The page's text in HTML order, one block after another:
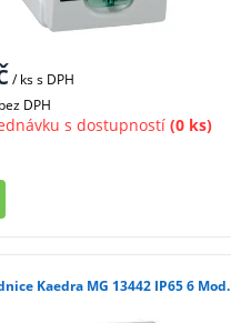
/ kss DPH
DPH
s dostupností (0 ks)
rozvodnice Kaedra MG 13442 IP65 6 Mod.